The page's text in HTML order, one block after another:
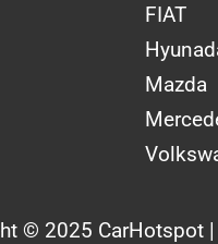
FIAT
Mazda
© 2025 CarHotspot |